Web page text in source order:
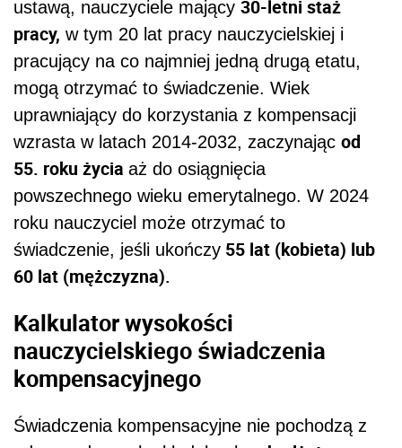
ustawą, nauczyciele mający 30-letni staż
pracy, w tym 20 lat pracy nauczycielskiej i
pracujący na co najmniej jedną drugą etatu,
mogą otrzymać to świadczenie. Wiek
uprawniający do korzystania z kompensacji
wzrasta w latach 2014-2032, zaczynając od
55. roku życia aż do osiągnięcia
powszechnego wieku emerytalnego. W 2024
roku nauczyciel może otrzymać to
świadczenie, jeśli ukończy 55 lat (kobieta) lub
60 lat (mężczyzna).
Kalkulator wysokości
nauczycielskiego świadczenia
kompensacyjnego
Świadczenia kompensacyjne nie pochodzą z